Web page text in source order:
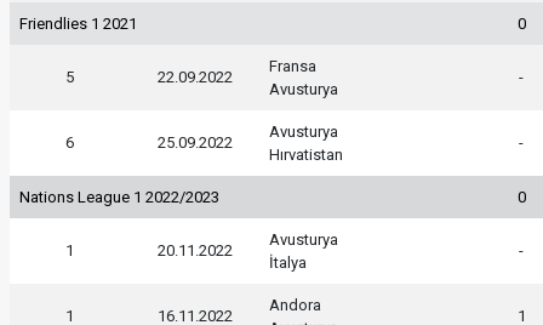
Friendlies 1 2021 0
5 22.09.2022
Fransa
Avusturya
-
6 25.09.2022
Avusturya
Hırvatistan
-
Nations League 1 2022/2023 0
1 20.11.2022
Avusturya
İtalya
-
1 16.11.2022
Andora
1